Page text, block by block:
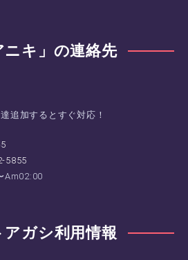
キ」の連絡先
追加するとすぐ対応！
5855
Am02:00
ガシ利用情報